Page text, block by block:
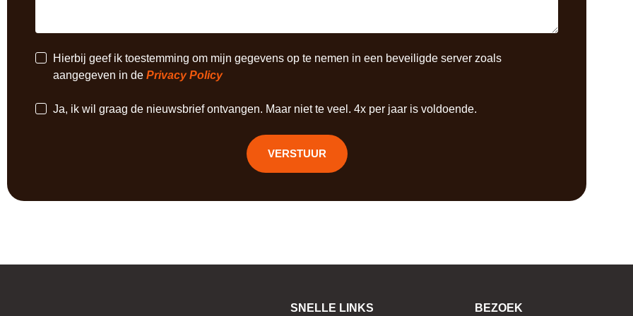
Hierbij geef ik toestemming om mijn gegevens op te nemen in een beveiligde server zoals
aangegeven in de Privacy Policy
Ja, ik wil graag de nieuwsbrief ontvangen. Maar niet te veel. 4x per jaar is voldoende.
VERSTUUR
SNELLE LINKS BEZOEK